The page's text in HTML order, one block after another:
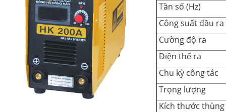
Tần số (Hz)
Công suất đầu ra
Cường độ ra
Điện thế ra
Chu kỳ công tác
Trọng lượng
Kích thước